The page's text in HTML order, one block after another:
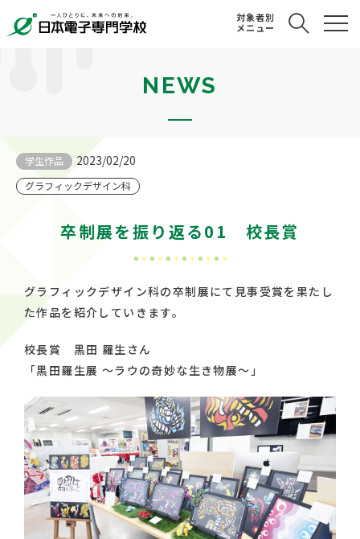
対象者別
メニュー
NEWS
学生作品 2023/02/20
グラフィックデザイン科
卒制展を振り返る01 校長賞
グラフィックデザイン科の卒制展にて見事受賞を果たし
た作品を紹介していきます。
校長賞 黒田 羅生さん
「黒田羅生展 〜ラウの奇妙な生き物展〜」